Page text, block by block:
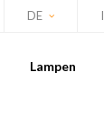
DE
Lampen